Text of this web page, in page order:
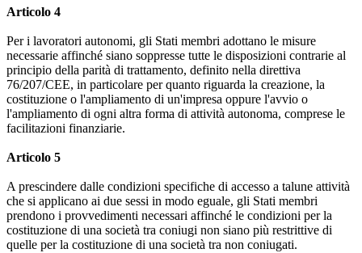
Articolo 4
Per i lavoratori autonomi, gli Stati membri adottano le misure
necessarie affinché siano soppresse tutte le disposizioni contrarie al
principio della parità di trattamento, definito nella direttiva
76/207/CEE, in particolare per quanto riguarda la creazione, la
costituzione o l'ampliamento di un'impresa oppure l'avvio o
l'ampliamento di ogni altra forma di attività autonoma, comprese le
facilitazioni finanziarie.
Articolo 5
A prescindere dalle condizioni specifiche di accesso a talune attività
che si applicano ai due sessi in modo eguale, gli Stati membri
prendono i provvedimenti necessari affinché le condizioni per la
costituzione di una società tra coniugi non siano più restrittive di
quelle per la costituzione di una società tra non coniugati.